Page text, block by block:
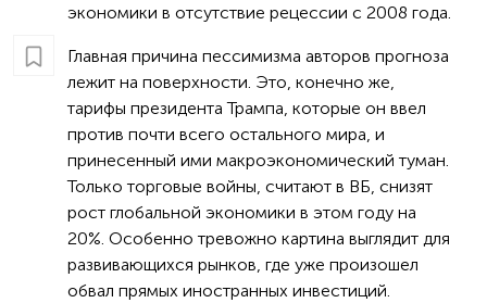
экономики в отсутствие рецессии с 2008 года.
Главная причина пессимизма авторов прогноза
лежит на поверхности. Это, конечно же,
тарифы президента Трампа, которые он ввел
против почти всего остального мира, и
принесенный ими макроэкономический туман.
Только торговые войны, считают в ВБ, снизят
рост глобальной экономики в этом году на
20%. Особенно тревожно картина выглядит для
развивающихся рынков, где уже произошел
обвал прямых иностранных инвестиций.